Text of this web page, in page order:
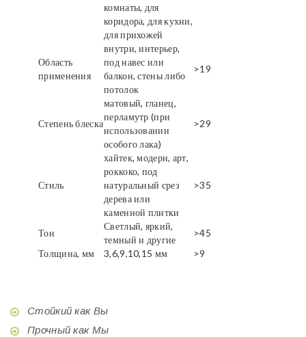
комнаты, для
коридора, для кухни,
для прихожей
Область
применения
внутри, интерьер,
под навес или
балкон, стены либо
потолок
>19
Степень блеска
матовый, гланец,
перламутр (при
использовании
особого лака)
>29
Стиль
хайтек, модерн, арт,
роккоко, под
натуральный срез
дерева или
каменной плитки
>35
Тон
Светлый, яркий,
темный и другие
>45
Толщина, мм
3,6,9,10,15 мм >9
Стойкий как Вы
Прочный как Мы